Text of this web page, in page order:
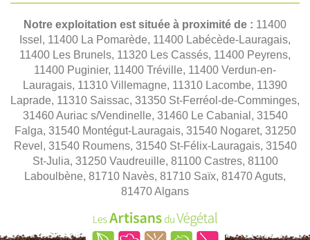
Notre exploitation est située à proximité de : 11400
Issel, 11400 La Pomarède, 11400 Labécède-Lauragais,
11400 Les Brunels, 11320 Les Cassés, 11400 Peyrens,
11400 Puginier, 11400 Tréville, 11400 Verdun-en-
Lauragais, 11310 Villemagne, 11310 Lacombe, 11390
Laprade, 11310 Saissac, 31350 St-Ferréol-de-Comminges,
31460 Auriac s/Vendinelle, 31460 Le Cabanial, 31540
Falga, 31540 Montégut-Lauragais, 31540 Nogaret, 31250
Revel, 31540 Roumens, 31540 St-Félix-Lauragais, 31540
St-Julia, 31250 Vaudreuille, 81100 Castres, 81100
Laboulbène, 81710 Navès, 81710 Saïx, 81470 Aguts,
81470 Algans